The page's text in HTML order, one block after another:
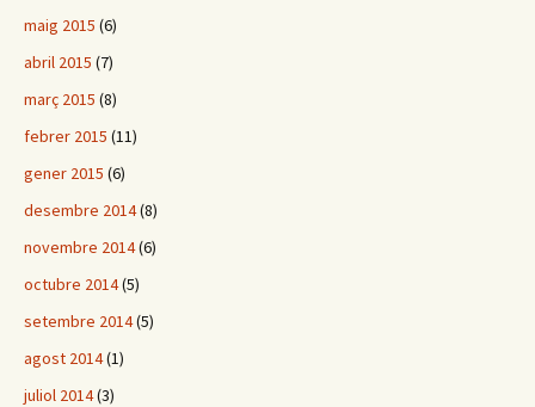
maig 2015 (6)
abril 2015 (7)
març 2015 (8)
febrer 2015 (11)
gener 2015 (6)
desembre 2014(8)
novembre 2014(6)
octubre 2014(5)
setembre 2014(5)
agost 2014(1)
juliol 2014(3)